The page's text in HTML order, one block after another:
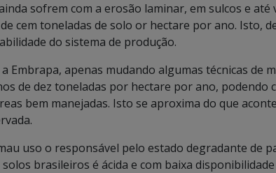
sofrem com a erosão laminar, em sulcos e até
cem toneladas de solo or hectare por ano. Isto,
do sistema de produção.
Embrapa, apenas mudando algumas técnicas de
de dez toneladas por hectare por ano, podendo
bem manejadas. Isto se aproxima do que
uso o responsável pelo estado degradante de
brasileiros é ácida e com baixa